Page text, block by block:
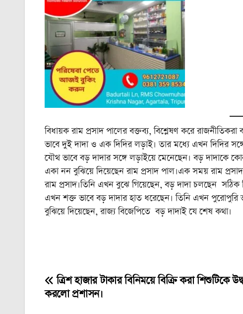
বিধায়ক রাম প্রসাদ পালের বক্তব্য, বিশ্লেষণ করে
ভাবে দুই দাদা ও এক দিদির লড়াই। তার মধ্যে এখন দিদির
যৌথ ভাবে বড় দাদার সঙ্গে লড়াইয়ে মেনেছেন। বড় দাদাকে
একা নন বুঝিয়ে দিয়েছেন রাম প্রসাদ পাল।এক সময় রাম
রাম প্রসাদ।তিনি এখন বুঝে গিয়েছেন, বড় দাদা চলছেন সঠিক
এখন শক্ত ভাবে বড় দাদার হাত ধরেছেন। তিনি এখন পুরোপুরি
বুঝিয়ে দিয়েছেন, রাজ্য বিজেপিতে বড় দাদাই যে শেষ কথা।
Post
navigation
ত্রিশ হাজার টাকার বিনিময়ে বিক্রি করা শিশুটিকে
করলো প্রশাসন।